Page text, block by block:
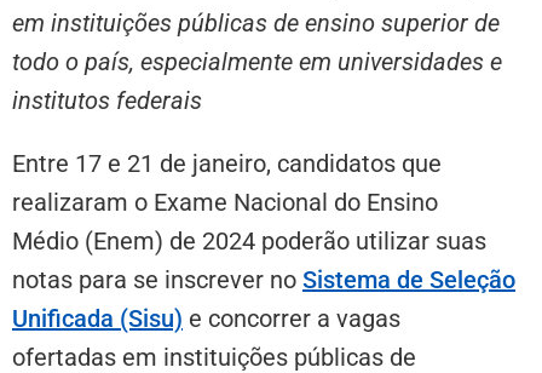
em instituições públicas de ensino superior de
todo o país, especialmente em universidades e
institutos federais
Entre 17 e 21 de janeiro, candidatos que
realizaram o Exame Nacional do Ensino
Médio (Enem) de 2024 poderão utilizar suas
notas para se inscrever no Sistema de Seleção
Unificada (Sisu) e concorrer a vagas
ofertadas em instituições públicas de